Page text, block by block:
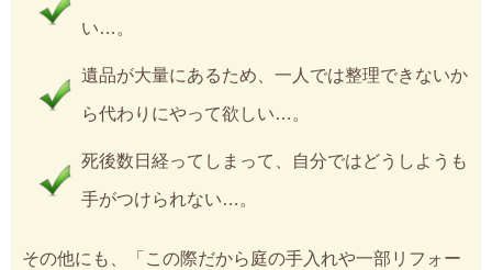
い…。
遺品が大量にあるため、一人では整理できないか
ら代わりにやって欲しい…。
死後数日経ってしまって、自分ではどうしようも
手がつけられない…。
その他にも、「この際だから庭の手入れや一部リフォー